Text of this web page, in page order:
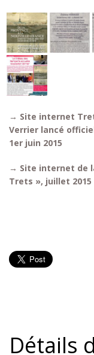
→ Site internet
Verrier lancé
1er juin 2015
→ Site internet de
Trets », juillet 2015
Détails